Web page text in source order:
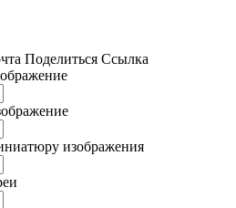
Поделиться Ссылка
изображения